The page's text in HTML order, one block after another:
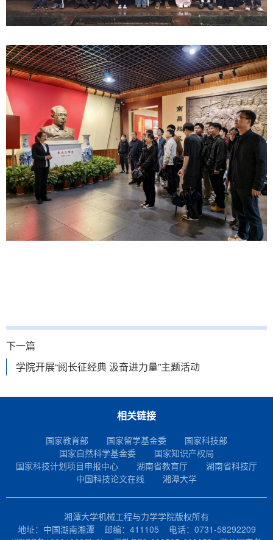
下一篇
学院开展“阅长征经典 汲奋进力量”主题活动
相关链接
国家教育部 国家留学基金委
国家科技部
国家自然科学基金委
国家知识产权局
国家科技计划项目申报中心
湖南省教育厅
湖南省科技厅
中国科技论文在线
湘潭大学
湘潭大学机械工程与力学学院版权所有
地址：中国湖南湘潭 邮编：411105 电话：0731-58292209